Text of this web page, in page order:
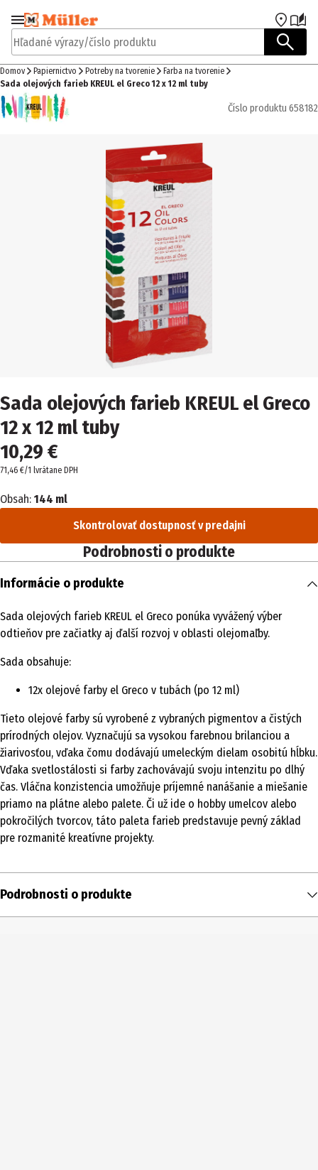
Prejsť na navigáciu
Prejsť na hlavný obsah
Hľadané výrazy/číslo produktu
Domov Papiernictvo Potreby na tvorenie
Farba na tvorenie
Sada olejových farieb KREUL el Greco 12 x 12 ml tuby
Číslo produktu 658182
Sada olejových farieb KREUL el Greco
12 x 12 ml tuby
10,29 €
71,46 €/1 lvrátane DPH
Obsah: 144 ml
Skontrolovať dostupnosť v predajni
Podrobnosti o produkte
Informácie o produkte
Sada olejových farieb KREUL el Greco ponúka vyvážený výber
odtieňov pre začiatky aj ďalší rozvoj v oblasti olejomaľby.
Sada obsahuje:
12x olejové farby el Greco v tubách (po 12 ml)
Tieto olejové farby sú vyrobené z vybraných pigmentov a čistých
prírodných olejov. Vyznačujú sa vysokou farebnou brilanciou a
žiarivosťou, vďaka čomu dodávajú umeleckým dielam osobitú hĺbku.
Vďaka svetlostálosti si farby zachovávajú svoju intenzitu po dlhý
čas. Vláčna konzistencia umožňuje príjemné nanášanie a miešanie
priamo na plátne alebo palete. Či už ide o hobby umelcov alebo
pokročilých tvorcov, táto paleta farieb predstavuje pevný základ
pre rozmanité kreatívne projekty.
Podrobnosti o produkte